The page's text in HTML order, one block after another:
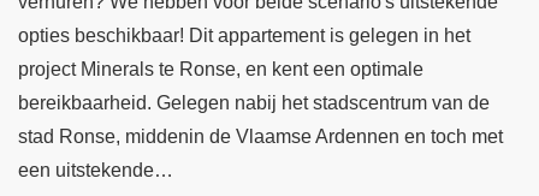
opties beschikbaar! Dit appartement is gelegen in het
project Minerals te Ronse, en kent een optimale
bereikbaarheid. Gelegen nabij het stadscentrum van de
stad Ronse, middenin de Vlaamse Ardennen en toch met
een uitstekende…